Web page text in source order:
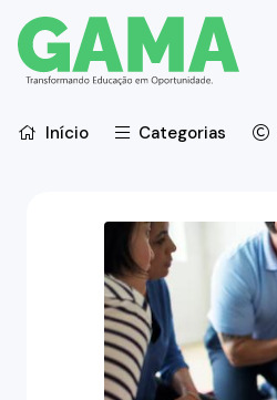
Início Categorias